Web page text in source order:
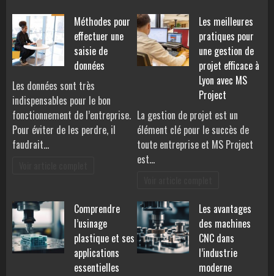
Méthodes pour
effectuer une
saisie de
données
Les données sont très
indispensables pour le bon
fonctionnement de l’entreprise.
Pour éviter de les perdre, il
faudrait…
Les meilleures
pratiques pour
une gestion de
projet efficace à
Lyon avec MS
Project
La gestion de projet est un
élément clé pour le succès de
toute entreprise et MS Project
est…
Comprendre
l’usinage
plastique et ses
applications
essentielles
Les avantages
des machines
CNC dans
l’industrie
moderne